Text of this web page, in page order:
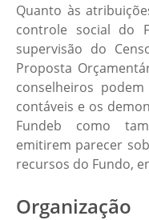
Quanto às
controle social do
supervisão do
Proposta
conselheiros
contáveis e os
Fundeb como
emitirem parecer
recursos do Fundo,
Organização